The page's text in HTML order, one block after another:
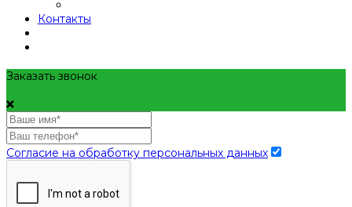
Контакты
Заказать звонок
Согласие на обработку персональных данных